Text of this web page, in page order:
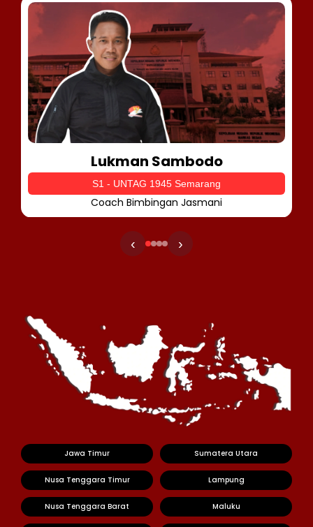
Lukman Sambodo
S1 - UNTAG 1945 Semarang
Coach Bimbingan Jasmani
‹ ›
Jawa Timur Sumatera Utara
Nusa Tenggara Timur Lampung
Nusa Tenggara Barat Maluku